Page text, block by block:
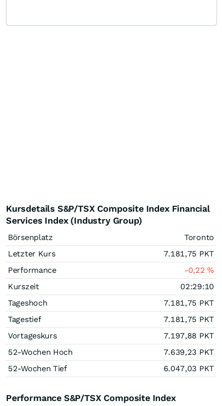
Kursdetails S&P/TSX Composite Index Financial
Services Index (Industry Group)
Börsenplatz
Toronto
Letzter Kurs
7.181,75 PKT
Performance
-0,22%
Kurszeit
02:29:10
Tageshoch
7.181,75 PKT
Tagestief
7.181,75 PKT
Vortageskurs
7.197,88 PKT
52-Wochen Hoch
7.639,23 PKT
52-Wochen Tief
6.047,03 PKT
Performance S&P/TSX Composite Index